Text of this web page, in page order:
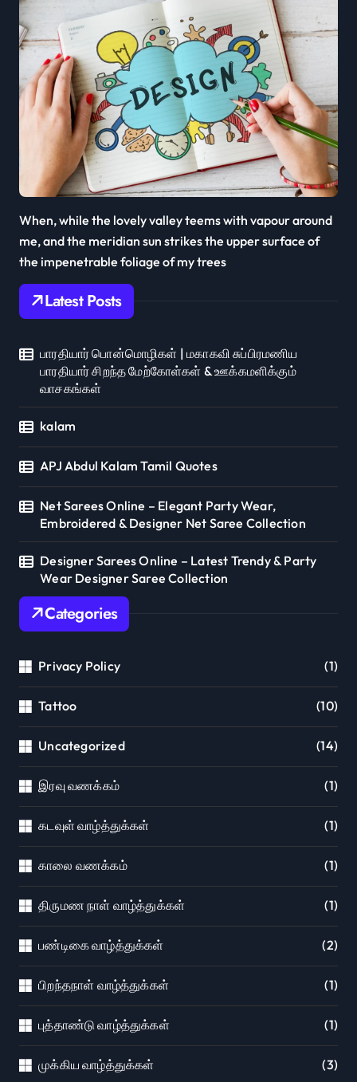
When, while the lovely valley teems with vapour around
me, and the meridian sun strikes the upper surface of
the impenetrable foliage of my trees
Latest Posts
பாரதியார் பொன்மொழிகள் | மகாகவி சுப்பிரமணிய
பாரதியார் சிறந்த மேற்கோள்கள் & ஊக்கமளிக்கும்
வாசகங்கள்
kalam
APJ Abdul Kalam Tamil Quotes
Net Sarees Online – Elegant Party Wear,
Embroidered & Designer Net Saree Collection
Designer Sarees Online – Latest Trendy & Party
Wear Designer Saree Collection
Categories
Privacy Policy (1)
Tattoo (10)
Uncategorized (14)
இரவு வணக்கம் (1)
கடவுள் வாழ்த்துக்கள் (1)
காலை வணக்கம் (1)
திருமண நாள் வாழ்த்துக்கள் (1)
பண்டிகை வாழ்த்துக்கள் (2)
பிறந்தநாள் வாழ்த்துக்கள் (1)
புத்தாண்டு வாழ்த்துக்கள் (1)
முக்கிய வாழ்த்துக்கள் (3)